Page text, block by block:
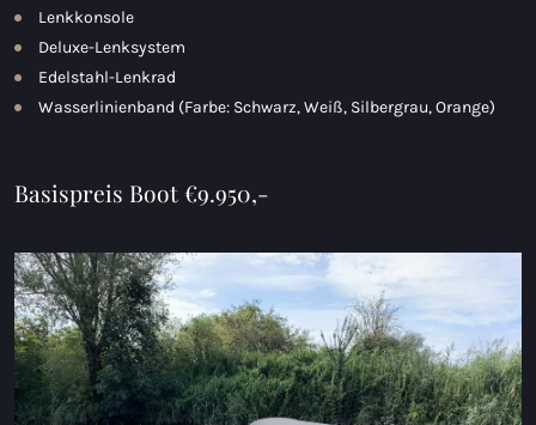
Lenkkonsole
Deluxe-Lenksystem
Edelstahl-Lenkrad
Wasserlinienband (Farbe: Schwarz, Weiß, Silbergrau, Orange)
Basispreis Boot €9.950,-